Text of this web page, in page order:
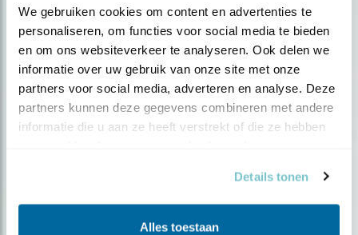
We gebruiken cookies om content en advertenties te
personaliseren, om functies voor social media te bieden
en om ons websiteverkeer te analyseren. Ook delen we
informatie over uw gebruik van onze site met onze
partners voor social media, adverteren en analyse. Deze
partners kunnen deze gegevens combineren met andere
informatie die u aan ze heeft verstrekt of die ze hebben
Details tonen
Alles toestaan